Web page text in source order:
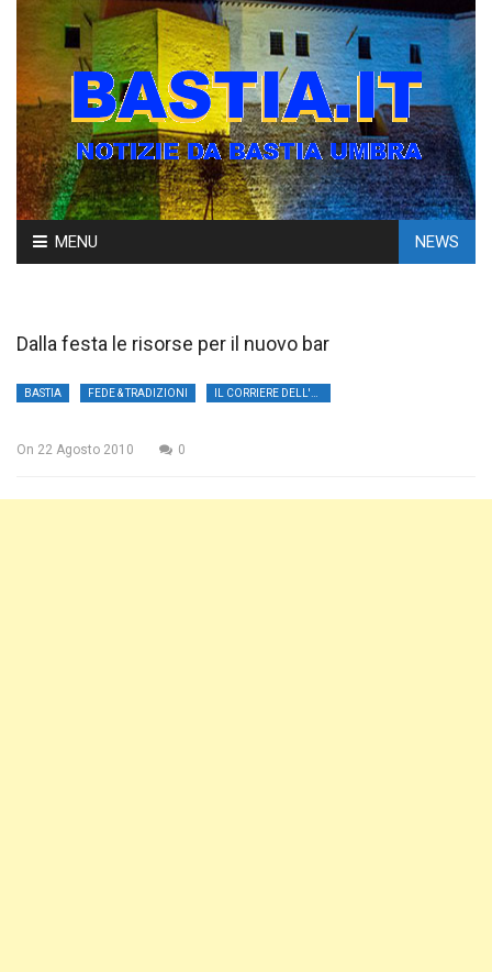
Skip
to
MENU NEWS
Dalla festa le risorse per il nuovo bar
BASTIA FEDE & TRADIZIONI
On 22 Agosto 2010 0